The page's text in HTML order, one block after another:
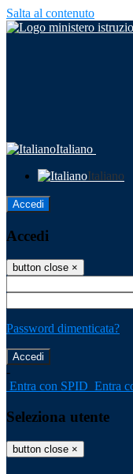
Salta al contenuto
Italiano
Italiano
Accedi
Accedi
button close ×
Password dimenticata?
-
Entra con SPID Entra
Seleziona utente
button close ×